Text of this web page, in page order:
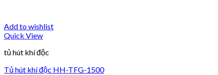
Add to wishlist
Quick View
tủ hút khí độc
Tủ hút khí độc HH-TFG-1500